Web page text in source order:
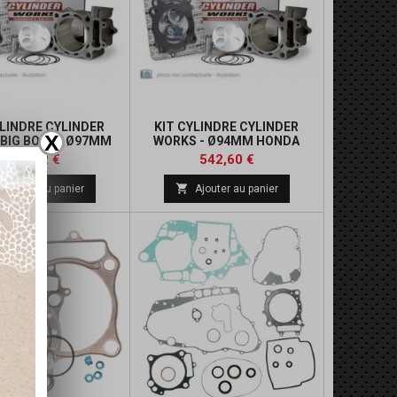
X
CYLINDER
BORE - Ø97MM
TRX450R
Prix
660,92 €Prix
de
base
Ajouter au panier
KIT CYLINDRE CYLINDER
WORKS - Ø94MM HONDA
TRX450R
Prix
542,60 €Prix
de
base
 Ajouter au panier